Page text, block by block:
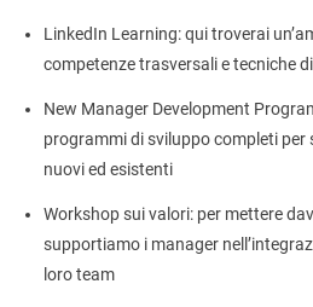
LinkedIn Learning: qui troverai
competenze trasversali e tecniche
New Manager Development
programmi di sviluppo completi
nuovi ed esistenti
Workshop sui valori: per mettere
supportiamo i manager
loro team